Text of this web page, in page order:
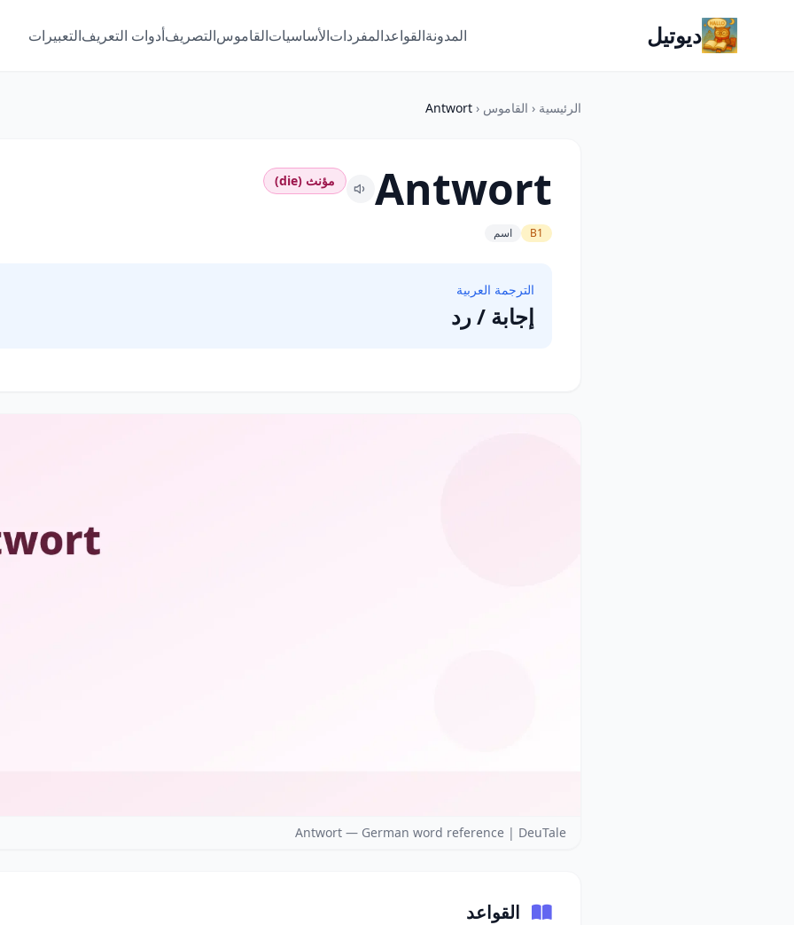
ديوتيل المدونةالقواعدالمفرداتالأساسياتالقاموسالتصريفأدوات التعريفالتعبيرات
الرئيسية ‹ القاموس ‹
Antwort
Antwort مؤنث (die)
B1 اسم
الترجمة العربية
إجابة / رد
Antwort — German word reference | DeuTale
القواعد